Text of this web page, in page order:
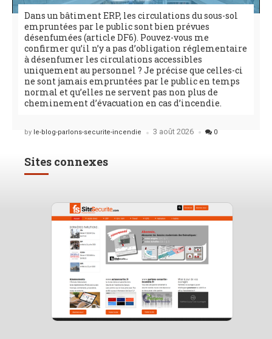
Dans un bâtiment ERP, les circulations du sous-sol
empruntées par le public sont bien prévues
désenfumées (article DF6). Pouvez-vous me
confirmer qu’il n’y a pas d’obligation réglementaire
à désenfumer les circulations accessibles
uniquement au personnel ? Je précise que celles-ci
ne sont jamais empruntées par le public en temps
normal et qu’elles ne servent pas non plus de
cheminement d’évacuation en cas d’incendie.
Posted
by le-blog-parlons-securite-incendie 3 août 2026 0
Sites connexes